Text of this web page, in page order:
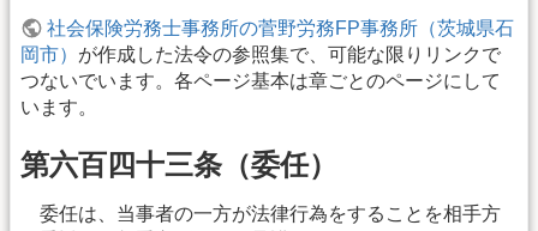
社会保険労務士事務所の菅野労務FP事務所（茨城県石
岡市） が作成した法令の参照集で、可能な限りリンクで
つないでいます。各ページ基本は章ごとのページにして
います。
第六百四十三条（委任）
委任は、当事者の一方が法律行為をすることを相手方